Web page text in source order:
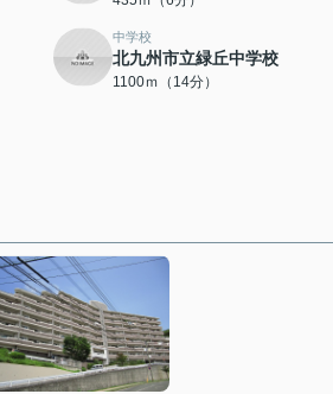
中学校
北九州市立緑丘中学校
1100ｍ（14分）